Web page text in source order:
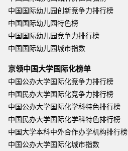
中国国际幼儿园创新竞争力排行榜
中国国际幼儿园特色榜
中国国际幼儿园竞争力排行榜
中国国际幼儿园城市指数
京领中国大学国际化榜单
中国公办大学国际化竞争力排行榜
中国民办大学国际化竞争力排行榜
中国公办大学国际化学科特色排行榜
中国民办大学国际化学科特色排行榜
中国大学本科中外合作办学机构排行榜
中国公办大学国际化城市指数